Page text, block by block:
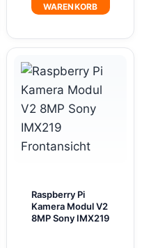
WARENKORB
Raspberry Pi
Kamera Modul V2
8MP Sony IMX219